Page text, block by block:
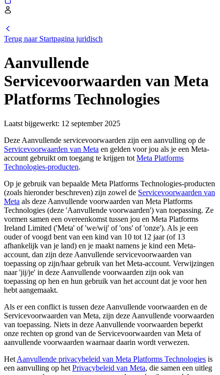
Terug naar Startpagina juridisch
Aanvullende
Servicevoorwaarden van Meta
Platforms Technologies
Laatst bijgewerkt: 12 september 2025
Deze Aanvullende servicevoorwaarden zijn een aanvulling op de
Servicevoorwaarden van Meta en gelden voor jou als je een Meta-
account gebruikt om toegang te krijgen tot Meta Platforms
Technologies-producten.
Op je gebruik van bepaalde Meta Platforms Technologies-producten
(zoals hieronder beschreven) zijn zowel de Servicevoorwaarden van
Meta als deze Aanvullende voorwaarden van Meta Platforms
Technologies (deze 'Aanvullende voorwaarden') van toepassing. Ze
vormen samen een overeenkomst tussen jou en Meta Platforms
Ireland Limited ('Meta' of 'we/wij' of 'ons' of 'onze'). Als je een
ouder of voogd bent van een kind van 10 tot 12 jaar (of 13
afhankelijk van je land) en je maakt namens je kind een Meta-
account, dan zijn deze Aanvullende servicevoorwaarden van
toepassing op zijn/haar gebruik van het Meta-account. Verwijzingen
naar 'jij/je' in deze Aanvullende voorwaarden zijn ook van
toepassing op hen en hun gebruik van het account dat je voor hen
hebt aangemaakt.
Als er een conflict is tussen deze Aanvullende voorwaarden en de
Servicevoorwaarden van Meta, zijn deze Aanvullende voorwaarden
van toepassing. Niets in deze Aanvullende voorwaarden beperkt
onze rechten op grond van de Servicevoorwaarden van Meta of
aanvullende voorwaarden waarnaar daarin wordt verwezen.
Het Aanvullende privacybeleid van Meta Platforms Technologies is
een aanvulling op het Privacybeleid van Meta, die samen een uitleg